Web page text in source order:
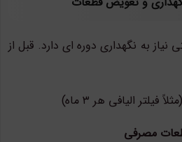
به نگهداری دوره ای دارد. قبل از
(مثلاً فیلتر الیافی هر ۳ ماه)
مصرفی